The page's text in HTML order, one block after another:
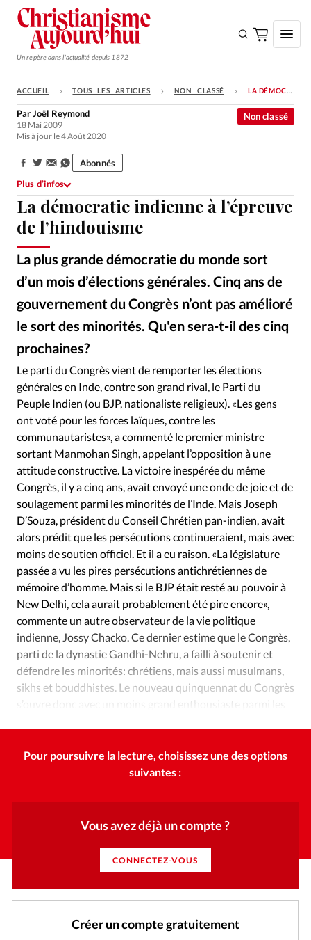
Un repère dans l'actualité depuis 1872
S'ABONNER
Monde
Opinions
Tous les articles
Faire un don
Emploi
Se connecter
Édition: Internationale
RUBRIQUES
Tous les articles
Actualité chrétienne
Actualité internationale
Chronique
Culture
Dossier
Eglises Foi Génération réveil
Opinions
Publireportage
Relations Aujourd'hui
Société
Tour du monde des Eglises
Trait d'Ixène
Vécu
Vie Intérieure
ACCUEIL TOUS LES ARTICLES NON CLASSÉ LA DÉMOCRATIE INDIENNE À L’ÉPREUVE DE L’HINDOUISME
La démocratie indienne à l’épreuve
de l’hindouisme
La plus grande démocratie du monde sort
d’un mois d’élections générales. Cinq ans de
gouvernement du Congrès n’ont pas amélioré
le sort des minorités. Qu'en sera-t-il des cinq
prochaines?
Non classé
ParJoël Reymond
18 Mai 2009
Mis à jour le 4 Août 2020
Partager:
Abonnés
Plus d’infos
Le parti du Congrès vient de remporter les élections
générales en Inde, contre son grand rival, le Parti du
Peuple Indien (ou BJP, nationaliste religieux). «Les gens
ont voté pour les forces laïques, contre les
communautaristes», a commenté le premier ministre
sortant Manmohan Singh, appelant l’opposition à une
attitude constructive. La victoire inespérée du même
Congrès, il y a cinq ans, avait envoyé une onde de joie et de
soulagement parmi les minorités de l’Inde. Mais Joseph
D’Souza, président du Conseil Chrétien pan-indien, avait
alors prédit que les persécutions continueraient, mais avec
moins de soutien officiel. Et il a eu raison. «La législature
passée a vu les pires persécutions antichrétiennes de
mémoire d’homme. Mais si le BJP était resté au pouvoir à
New Delhi, cela aurait probablement été pire encore»,
commente un autre observateur de la vie politique
indienne, Jossy Chacko. Ce dernier estime que le Congrès,
parti de la dynastie Gandhi-Nehru, a failli à soutenir et
défendre les minorités: chrétiens, mais aussi musulmans,
sikhs et bouddhistes. Le nouveau quinquennat du Congrès
s’ouvre donc avec un moins grand enthousiaste parmi les
Pour poursuivre la lecture, choisissez une des options
suivantes :
Vous avez déjà un compte ?
CONNECTEZ-VOUS
Créer un compte gratuitement